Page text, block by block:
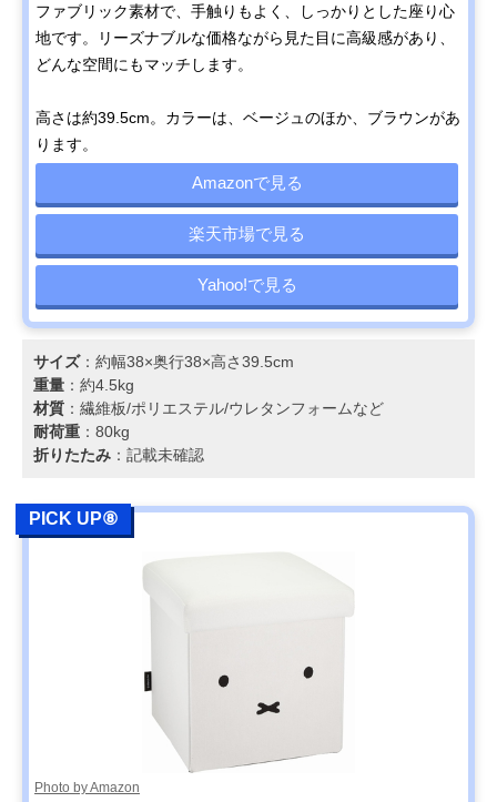
ファブリック素材で、手触りもよく、しっかりとした座り心
地です。リーズナブルな価格ながら見た目に高級感があり、
どんな空間にもマッチします。
高さは約39.5cm。カラーは、ベージュのほか、ブラウンがあ
ります。
Amazonで見る
楽天市場で見る
Yahoo!で見る
サイズ：約幅38×奥行38×高さ39.5cm
重量 ：約4.5kg
材質 ：繊維板/ポリエステル/ウレタンフォームなど
耐荷重 ：80kg
折りたたみ ：記載未確認
PICK UP⑧
Photo by Amazon